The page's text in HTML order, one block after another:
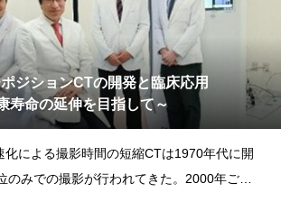
ジションCTの開発と臨床応用
寿命の延伸を目指して～
による撮影時間の短縮CTは1970年代に開
のみでの撮影が行われてきた。2000年ごろ